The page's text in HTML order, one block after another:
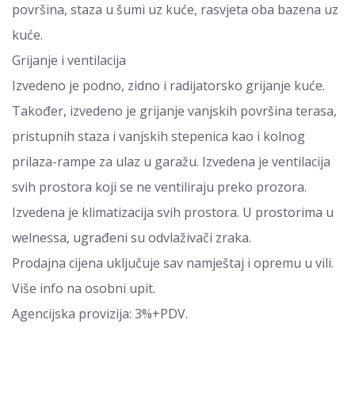
površina, staza u šumi uz kuće, rasvjeta oba bazena uz
kuće.
Grijanje i ventilacija
Izvedeno je podno, zidno i radijatorsko grijanje kuće.
Također, izvedeno je grijanje vanjskih površina terasa,
pristupnih staza i vanjskih stepenica kao i kolnog
prilaza-rampe za ulaz u garažu. Izvedena je ventilacija
svih prostora koji se ne ventiliraju preko prozora.
Izvedena je klimatizacija svih prostora. U prostorima u
welnessa, ugrađeni su odvlaživači zraka.
Prodajna cijena uključuje sav namještaj i opremu u vili.
Više info na osobni upit.
Agencijska provizija: 3%+PDV.